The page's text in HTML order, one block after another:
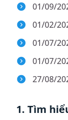
01/09/
01/02/
01/07/
01/07/
27/08/
1. Tìm